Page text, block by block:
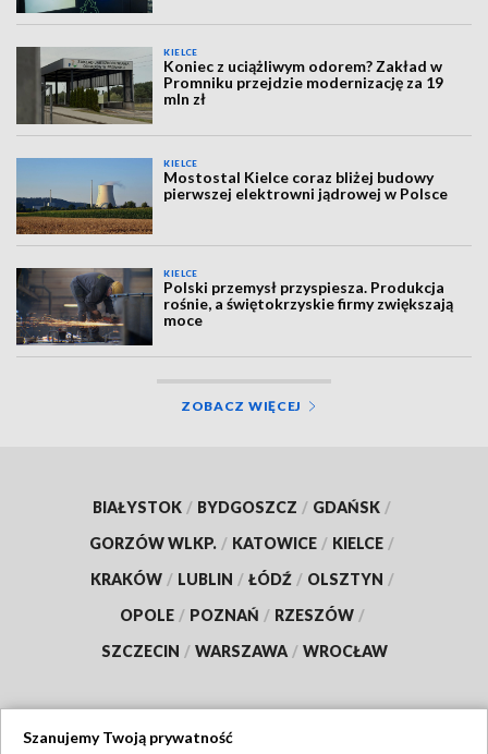
KIELCE
Koniec z uciążliwym odorem? Zakład w
Promniku przejdzie modernizację za 19
mln zł
KIELCE
Mostostal Kielce coraz bliżej budowy
pierwszej elektrowni jądrowej w Polsce
KIELCE
Polski przemysł przyspiesza. Produkcja
rośnie, a świętokrzyskie firmy zwiększają
moce
ZOBACZ WIĘCEJ
BIAŁYSTOK / BYDGOSZCZ / GDAŃSK /
GORZÓW WLKP. / KATOWICE / KIELCE /
KRAKÓW / LUBLIN / ŁÓDŹ / OLSZTYN /
OPOLE / POZNAŃ / RZESZÓW /
SZCZECIN / WARSZAWA / WROCŁAW
Szanujemy Twoją prywatność